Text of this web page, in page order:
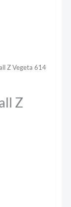
Z Vegeta 614
Z